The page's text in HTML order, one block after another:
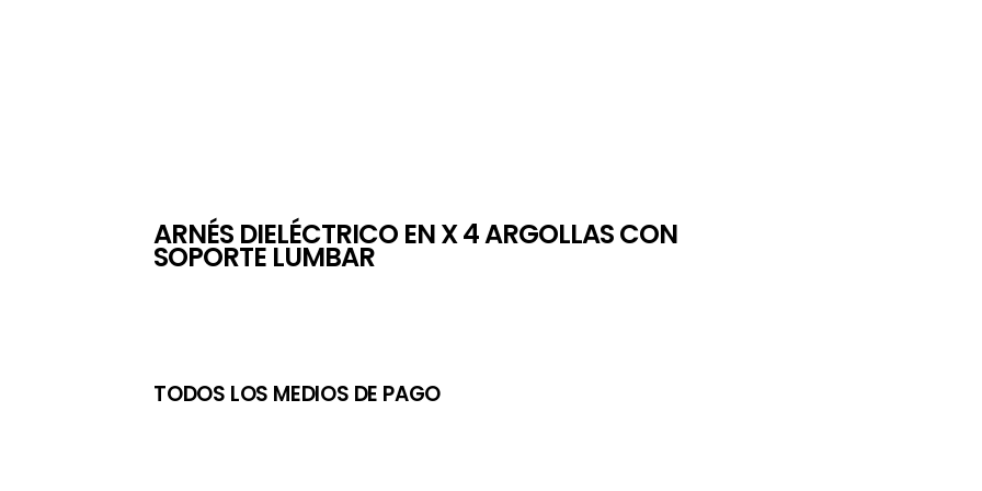
ARNÉS DIELÉCTRICO EN X 4 ARGOLLAS CON
SOPORTE LUMBAR
TODOS LOS MEDIOS DE PAGO